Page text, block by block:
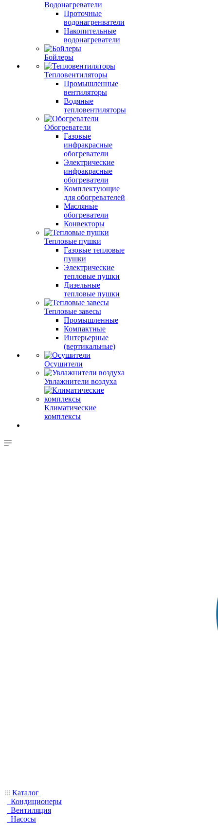
Водонагреватели
Проточные
водонагренватели
Накопительные
водонагреватели
Бойлеры
Тепловентиляторы
Промышленные
вентиляторы
Водяные
тепловентиляторы
Обогреватели
Газовые
инфракрасные
обогреватели
Электрические
инфракрасные
обогреватели
Комплектующие
для обогревателей
Масляные
обогреватели
Конвекторы
Тепловые пушки
Газовые тепловые
пушки
Электрические
тепловые пушки
Дизельные
тепловые пушки
Тепловые завесы
Промышленные
Компактные
Интерьерные
(вертикальные)
Осушители
Увлажнители воздуха
Климатические
комплексы
Каталог
Кондиционеры
Вентиляция
Насосы